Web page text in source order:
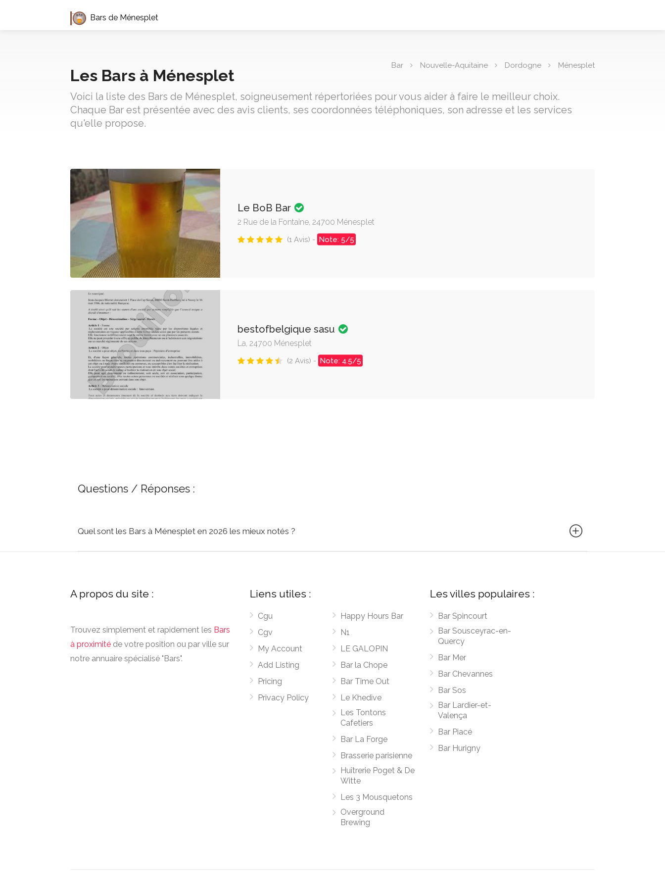
Bars de Ménesplet
Bar Nouvelle-Aquitaine Dordogne Ménesplet
Les Bars à Ménesplet
Voici la liste des Bars de Ménesplet, soigneusement répertoriées pour vous aider à faire le meilleur choix.
Chaque Bar est présentée avec des avis clients, ses coordonnées téléphoniques, son adresse et les services
qu'elle propose.
Le BoB Bar
2 Rue de la Fontaine, 24700 Ménesplet
(1 Avis) - Note: 5/5
bestofbelgique sasu
La, 24700 Ménesplet
(2 Avis) - Note: 4.5/5
Questions / Réponses :
Quel sont les Bars à Ménesplet en 2026 les mieux notés ?
A propos du site :
Trouvez simplement et rapidement les Bars
à proximité de votre position ou par ville sur
notre annuaire spécialisé "Bars".
Liens utiles :
Cgu
Cgv
My Account
Add Listing
Pricing
Privacy Policy
Happy Hours Bar
N1
LE GALOPIN
Bar la Chope
Bar Time Out
Le Khedive
Les Tontons
Cafetiers
Bar La Forge
Brasserie parisienne
Huîtrerie Poget & De
Witte
Les 3 Mousquetons
Overground
Brewing
Les villes populaires :
Bar Spincourt
Bar Sousceyrac-en-
Quercy
Bar Mer
Bar Chevannes
Bar Sos
Bar Lardier-et-
Valença
Bar Piacé
Bar Hurigny